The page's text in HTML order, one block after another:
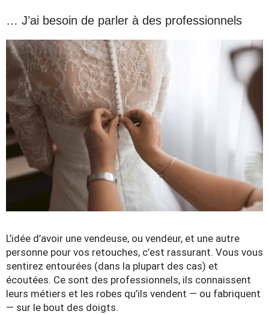
… J’ai besoin de parler à des professionnels
L’idée d’avoir une vendeuse, ou vendeur, et une autre
personne pour vos retouches, c’est rassurant. Vous vous
sentirez entourées (dans la plupart des cas) et
écoutées. Ce sont des professionnels, ils connaissent
leurs métiers et les robes qu’ils vendent — ou fabriquent
— sur le bout des doigts.